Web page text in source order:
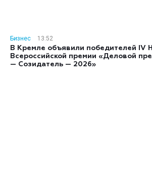
Бизнес
13:52
В Кремле объявили победителей IV
Всероссийской премии «Деловой
— Созидатель — 2026»